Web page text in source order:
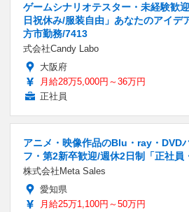
ゲームシナリオテスター・未経験歓
日祝休み/服装自由」あなたのアイデ
方市勤務/7413
式会社Candy Labo
大阪府
月給28万5,000円～36万円
正社員
アニメ・映像作品のBlu・ray・DVD
フ・第2新卒歓迎/週休2日制「正社員
株式会社Meta Sales
愛知県
月給25万1,100円～50万円